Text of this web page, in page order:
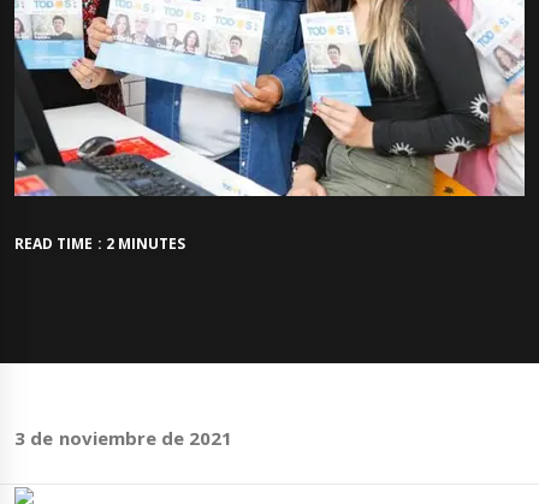
READ TIME : 2 MINUTES
3 de noviembre de 2021